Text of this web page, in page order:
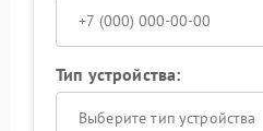
Тип устройства:
Выберите тип устройства